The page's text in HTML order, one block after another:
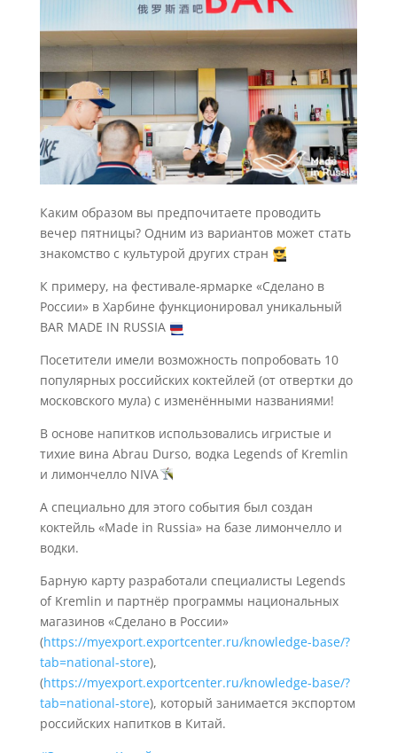
Каким образом вы предпочитаете проводить
вечер пятницы? Одним из вариантов может стать
знакомство с культурой других стран
К примеру, на фестивале-ярмарке «Сделано в
России» в Харбине функционировал уникальный
BAR MADE IN RUSSIA
Посетители имели возможность попробовать 10
популярных российских коктейлей (от отвертки до
московского мула) с изменёнными названиями!
В основе напитков использовались игристые и
тихие вина Abrau Durso, водка Legends of Kremlin
и лимончелло NIVA
А специально для этого события был создан
коктейль «Made in Russia» на базе лимончелло и
водки.
Барную карту разработали специалисты Legends
of Kremlin и партнёр программы национальных
магазинов «Сделано в России»
(https://myexport.exportcenter.ru/knowledge-base/?
tab=national-store),
(https://myexport.exportcenter.ru/knowledge-base/?
tab=national-store), который занимается экспортом
российских напитков в Китай.